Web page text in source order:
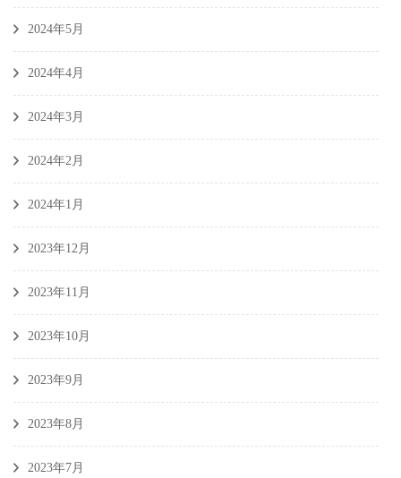
2024年5月
2024年4月
2024年3月
2024年2月
2024年1月
2023年12月
2023年11月
2023年10月
2023年9月
2023年8月
2023年7月